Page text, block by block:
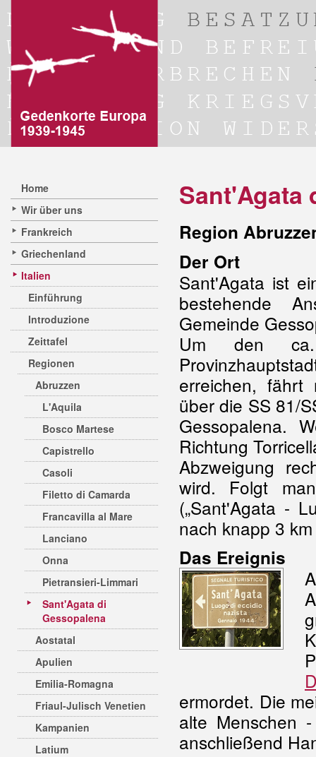
Home
Wir über uns
Frankreich
Griechenland
Italien
Einführung
Introduzione
Zeittafel
Regionen
Abruzzen
L'Aquila
Bosco Martese
Capistrello
Casoli
Filetto di Camarda
Francavilla al Mare
Lanciano
Onna
Pietransieri-Limmari
Sant'Agata di
Gessopalena
Aostatal
Apulien
Emilia-Romagna
Friaul-Julisch Venetien
Kampanien
Latium
Sant'Agata
Region
Der Ort
Sant'Agata ist
bestehende
Gemeinde
Um den
erreichen,
über die SS 81/
Gessopalena.
Richtung
Abzweigung
wird. Folgt
(„Sant'Agata -
nach knapp 3
Das Ereignis
ermordet. Die
alte Menschen
anschließend